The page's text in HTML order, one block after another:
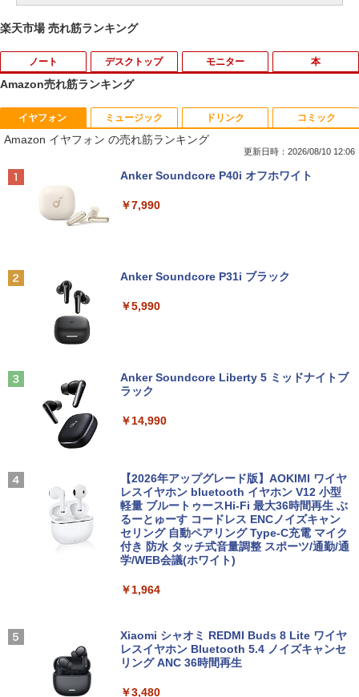
楽天市場 売れ筋ランキング
ノート
1
超得5,000円OFF&P10倍｜高性能Core i5
第10世代｜新生活応援 豪華特典付き｜最
大180日保証｜中古ノートパソコン Wind
15.6 テンキー付き｜中古ノートパソコン
ソコン｜パソコン｜中古PC
urface Book 2 中古｜中古ノートパソコ
ノートパソコン
2026】【Office 2024 H&B】【WEBカメ
ラ×テンキー】富士通 LIFEBOOK A5510/
Core i5-10210U/メモリ: 8GB/16GB/32G
B/SSD:256GB/512GB/1TB/Wi-fi/Blueto
oth/15.6型/HDMI/USB3.2/パソコン 中古
PC 中古ノートパソコン Windows11
中古ノートパソコン Lenovo ThinkPad
T14 第10世代 Core i5 Windows11 Pro
Office 2024付き メモリ16GB SSD512G
ス 在宅勤務 学生向け
デスクトップ
1
中古パソコン 一体型 富士通 ESPRIMO F
H52/S FMVF52SW Windows10 Celeron
1005M 1.90GHz メモリ4GB 1TB 21.5イ
AN 3ヶ月保証 wd2685 中古
￥15,800
2
【★最大100%ポイント】おまかせ 中古
パソコン Windows XP Core i5 メモリ 4
レッシュPC デスクトップ キーボード＆
【中古】NEC◆デスクトップパソコン L
￥17,160
【Windows11】 【超小型】 DELL Opti
Plex 3060 Micro マイクロ MFF 第8世代
Core i5 8400T/1.70GHz 8GB SSD256G
ice 無線LAN 中古パソコン デスクトップ
￥22,500
中古パソコン 一体型 富士通 ESPRIMO
モニター
1
【エントリーで最大全額ポイント還元｜
8/11まで】 PHILIPS｜フィリップス USB
-C接続 PCモニター ブラック 24E1N130
イド /100Hz]
￥19,620
2
Philips｜フィリップス 液晶ディスプレ
イ(23.8型/IPS/FullHD 1920×1080/100H
フィリップス（ディスプレイ） 221S9A/
11 [21.5型液晶ディスプレイ/1920×1080/
フル保証]
【IPSパネル/フレームレス】 液晶モニタ
ー 27インチ PS5 対応 フルHD スピーカ
ー 内蔵 VESA 対応 リフレッシュレート 1
00Hz HDMI RGB JAPANNEXT JN-IPS27
1FHD 27型 JNIPS271FHD ジャパンネク
ィスプレイ PS3 PS4 Switch
165Hz / 144Hz モニター 1ms pcモニタ
本
1
おいしい！イラストレッスン クレパス
で描きました [ momo ]
￥1,518
刊) 全巻セット [入荷予約]
4
の歩き方編集室 ]
￥2,750
]
Amazon売れ筋ランキング
イヤフォン
Amazon イヤフォン の売れ筋ランキング
更新日時：2026/08/10 12:06
Anker Soundcore P40i オフホワイト
￥7,990
Anker Soundcore P31i ブラック
￥5,990
Anker Soundcore Liberty 5 ミッドナイトブ
ラック
￥14,990
【2026年アップグレード版】AOKIMI ワイヤ
レスイヤホン bluetooth イヤホン V12 小型
軽量 ブルートゥースHi-Fi 最大36時間再生 ぶ
るーとゅーす コードレス ENCノイズキャン
セリング 自動ペアリング Type-C充電 マイク
付き 防水 タッチ式音量調整 スポーツ/通勤/通
学/WEB会議(ホワイト)
￥1,964
Xiaomi シャオミ REDMI Buds 8 Lite ワイヤ
レスイヤホン Bluetooth 5.4 ノイズキャンセ
リング ANC 36時間再生
￥3,480
ミュージック ドリンク コミック